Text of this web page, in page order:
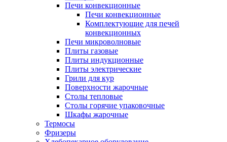
Печи конвекционные
Печи конвекционные
Комплектующие для печей
конвекционных
Печи микроволновые
Плиты газовые
Плиты индукционные
Плиты электрические
Грили для кур
Поверхности жарочные
Столы тепловые
Столы горячие упаковочные
Шкафы жарочные
Термосы
Фризеры